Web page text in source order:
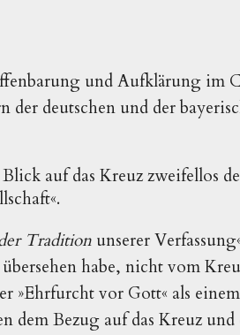
und Aufklärung im
der deutschen und der
auf das Kreuz zweifellos
Tradition unserer
habe, nicht vom
»Ehrfurcht vor Gott« als
dem Bezug auf das Kreuz und